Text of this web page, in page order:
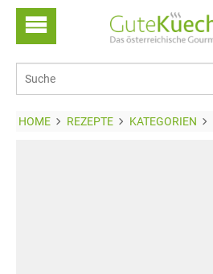
HOME REZEPTE KATEGORIEN